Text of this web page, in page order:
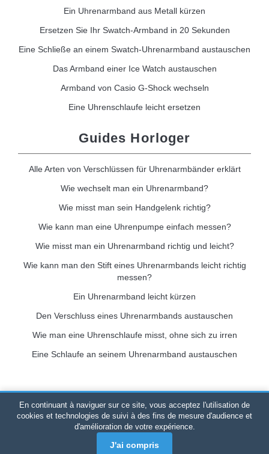
Ein Uhrenarmband aus Metall kürzen
Ersetzen Sie Ihr Swatch-Armband in 20 Sekunden
Eine Schließe an einem Swatch-Uhrenarmband austauschen
Das Armband einer Ice Watch austauschen
Armband von Casio G-Shock wechseln
Eine Uhrenschlaufe leicht ersetzen
Guides Horloger
Alle Arten von Verschlüssen für Uhrenarmbänder erklärt
Wie wechselt man ein Uhrenarmband?
Wie misst man sein Handgelenk richtig?
Wie kann man eine Uhrenpumpe einfach messen?
Wie misst man ein Uhrenarmband richtig und leicht?
Wie kann man den Stift eines Uhrenarmbands leicht richtig
messen?
Ein Uhrenarmband leicht kürzen
Den Verschluss eines Uhrenarmbands austauschen
Wie man eine Uhrenschlaufe misst, ohne sich zu irren
Eine Schlaufe an seinem Uhrenarmband austauschen
Bracelet-de-montre.com© 2026 Alle Rechte vorbehalten-
: 520 247 727 000 57 -Rechtsplattform: BP 20075 -
31121 PORTET PDC - Festland Frankreich
En continuant à naviguer sur ce site, vous acceptez l'utilisation de
cookies et technologies de suivi à des fins de mesure d'audience et
d'amélioration de votre expérience.
J'ai compris